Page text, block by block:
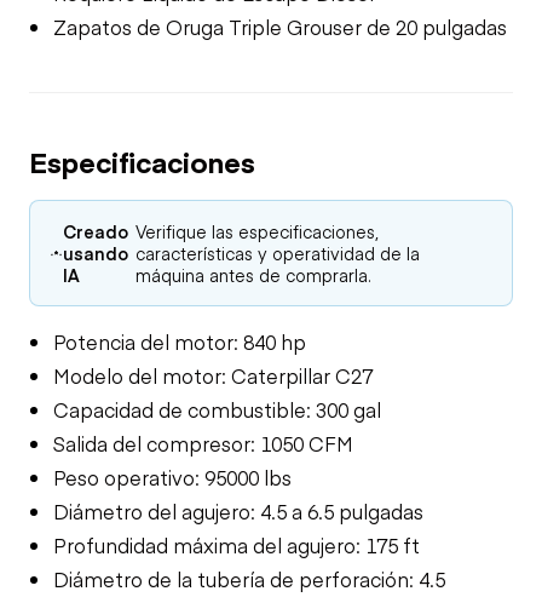
Zapatos de Oruga Triple Grouser de 20 pulgadas
Especificaciones
Creado
usando
IA
Verifique las especificaciones,
características y operatividad de la
máquina antes de comprarla.
Potencia del motor: 840 hp
Modelo del motor: Caterpillar C27
Capacidad de combustible: 300 gal
Salida del compresor: 1050 CFM
Peso operativo: 95000 lbs
Diámetro del agujero: 4.5 a 6.5 pulgadas
Profundidad máxima del agujero: 175 ft
Diámetro de la tubería de perforación: 4.5